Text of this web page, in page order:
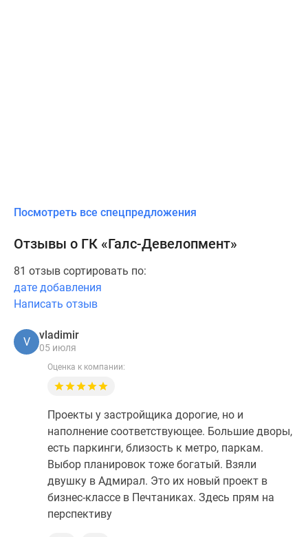
Посмотреть все спецпредложения
Отзывы о ГК «Галс-Девелопмент»
81 отзыв сортировать по:
дате добавления
Написать отзыв
V
vladimir
05 июля
Оценка к компании:
Проекты у застройщика дорогие, но и
наполнение соответствующее. Большие дворы,
есть паркинги, близость к метро, паркам.
Выбор планировок тоже богатый. Взяли
двушку в Адмирал. Это их новый проект в
бизнес-классе в Печтаниках. Здесь прям на
перспективу